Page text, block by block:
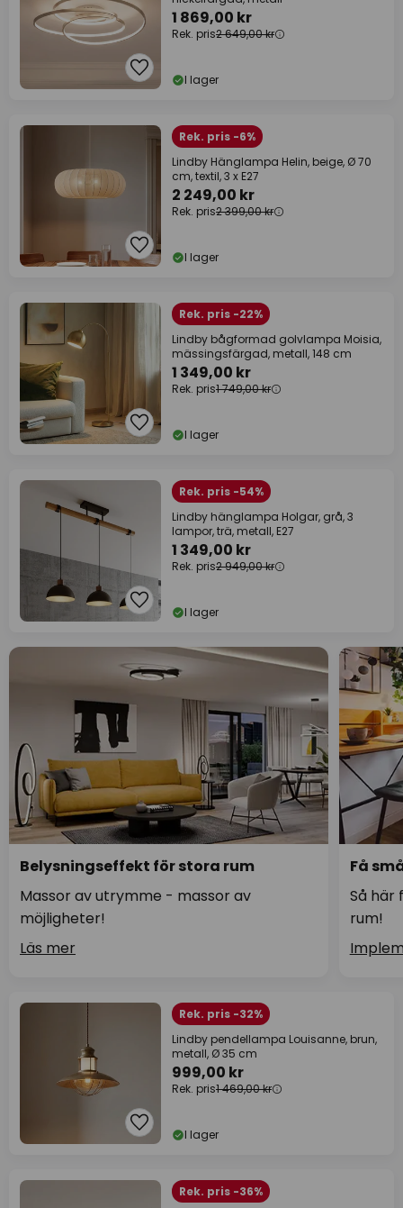
1 869,00 kr
Rek. pris2 649,00 kr
I lager
Rek. pris -6%
Lindby Hänglampa Helin, beige, Ø 70
cm, textil, 3 x E27
2 249,00 kr
Rek. pris2 399,00 kr
I lager
Rek. pris -22%
Lindby bågformad golvlampa Moisia,
mässingsfärgad, metall, 148 cm
1 349,00 kr
Rek. pris1 749,00 kr
I lager
Rek. pris -54%
Lindby hänglampa Holgar, grå, 3
lampor, trä, metall, E27
1 349,00 kr
Rek. pris2 949,00 kr
I lager
Belysningseffekt för stora rum
Massor av utrymme - massor av
möjligheter!
Läs mer
Få
Så här
rum!
Rek. pris -32%
Lindby pendellampa Louisanne, brun,
metall, Ø 35 cm
999,00 kr
Rek. pris1 469,00 kr
I lager
Rek. pris -36%